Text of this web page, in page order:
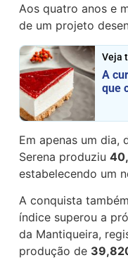
Aos quatro anos e
de um projeto
Veja
A
que
Em apenas um dia,
Serena produziu
estabelecendo um
A conquista
índice superou a
da Mantiqueira,
produção de